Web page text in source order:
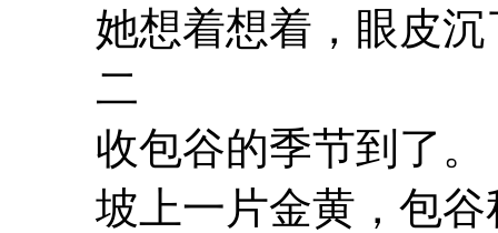
她想着想着，眼皮沉
二
收包谷的季节到了。
坡上一片金黄，包谷